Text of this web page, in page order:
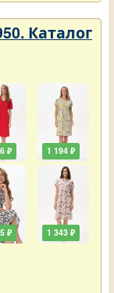
Каталог
₽
₽
1 194 ₽
1 343 ₽